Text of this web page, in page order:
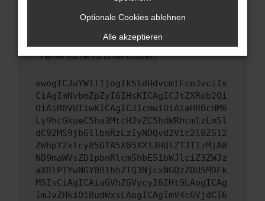
Wenn du alle oben genannten Schritte versucht
hast, kontaktiere uns bitte. Wir werden
uns diesen Text schicken, um uns bei der
Fehlersuche zu unterstützen:
ewogICJuYW1lIjogIk5ldHdvcmtFcnJvciIs
CiAgImNvbmZpZyI6IHsKICAgICJtZXRob2Qi
OiAiR0VUIiwKICAgICJ1cmwiOiAiaHR0cHM6
Ly9hcGkueC5ha3MtcHJvZC5hdWRhcmlzLm5l
dC92MS9jbGllbnRzLzIyNDQvd2Vic2l0ZS12
ZWhpY2xlcy85OTA5X05XX1JHQlZTJTIzMjA0
ND9maWVsZD1pbnRlcm5hbE51bWJlciZ3ZWJz
aXRlPTYwNGY0OThhZTQ3NjcxNGQzZDU5MDFk
MSIsCiAgICAiaGVhZGVycyI6IHt9LAogICAg
ImJvZHkiOiBudWxsLAogICAgImV4cGVjdCI6
Optionale Cookies ablehnen
Alle akzeptieren